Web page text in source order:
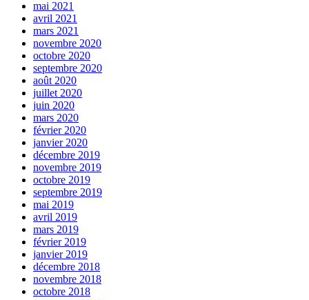
mai 2021
avril 2021
mars 2021
novembre 2020
octobre 2020
septembre 2020
août 2020
juillet 2020
juin 2020
mars 2020
février 2020
janvier 2020
décembre 2019
novembre 2019
octobre 2019
septembre 2019
mai 2019
avril 2019
mars 2019
février 2019
janvier 2019
décembre 2018
novembre 2018
octobre 2018